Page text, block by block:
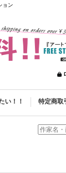
ョン
い！！ 特定商取